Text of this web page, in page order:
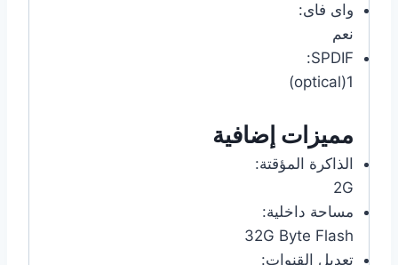
واى فاى:
نعم
SPDIF:
1(optical)
مميزات إضافية
الذاكرة المؤقتة:
2G
مساحة داخلية:
32G Byte Flash
تعديل القنوات: